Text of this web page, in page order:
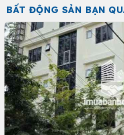
BẤT ĐỘNG SẢN BẠN